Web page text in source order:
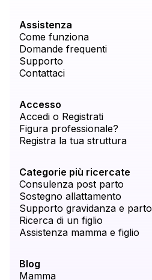
Assistenza
Come funziona
Domande frequenti
Supporto
Contattaci
Accesso
Accedi o Registrati
Figura professionale?
Registra la tua struttura
Categorie più ricercate
Consulenza post parto
Sostegno allattamento
Supporto gravidanza e parto
Ricerca di un figlio
Assistenza mamma e figlio
Blog
Mamma